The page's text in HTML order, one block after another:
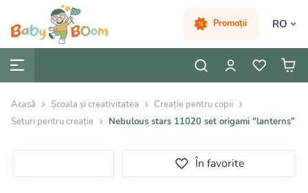
Promoții RO
Acasă Școala și creativitatea
Creație pentru copii
Seturi pentru creație
Nebulous stars 11020 set origami "lanterns"
În favorite